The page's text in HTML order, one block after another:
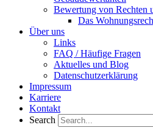
Bewertung von Rechten
Das
Über uns
Links
FAQ / Häufige Fragen
Aktuelles und Blog
Datenschutzerklärung
Impressum
Karriere
Kontakt
Search